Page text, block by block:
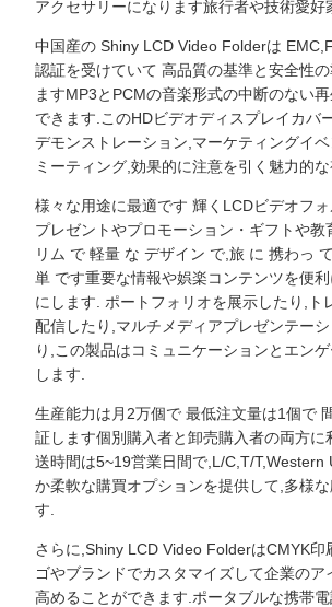
アクセサリーになります旅行者や技術愛好
中国産の Shiny LCD Video Folderは
認証を受けていて 高品質の基準と安全性
ますMP3とPCMの音楽形式の中断のない
できます.このHDビデオディスプレイカバ
デモンストレーション,マーケティングイ
ミーティング,効果的に注意を引く魅力的
様々な用途に最適です 輝くLCDビデオフ
プレゼントやプロモーション・ギフトや教
リム で 軽量 な デザイン で,旅 に 携わっ
単 です重要な情報や娯楽コンテンツを便
にします. ポートフォリオを展示したり,ト
配信したり,マルチメディアプレゼンテー
り,この製品はコミュニケーションとエン
します.
生産能力は月2万個で 最低注文量は1個で
証します個別購入者と卸売購入者の両方に
送時間は5~19営業日間で,L/C,T/T,Western
か柔軟な購買オプションを提供して,多様
す.
さらに,Shiny LCD Video FolderはCMYK印
ゴやブランドでカスタマイズして企業のア
高めることができます.ポータブルな携帯